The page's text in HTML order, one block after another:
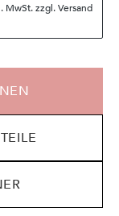
MwSt. zzgl. Versand